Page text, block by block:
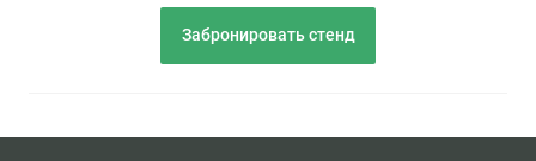
Забронировать стенд